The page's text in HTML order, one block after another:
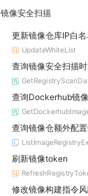
镜像安全扫描
更新镜像仓库IP白
UpdateWhiteList
查询镜像安全扫描
查询Dockerhub镜
查询镜像仓额外配
刷新镜像token
修改镜像构建指令